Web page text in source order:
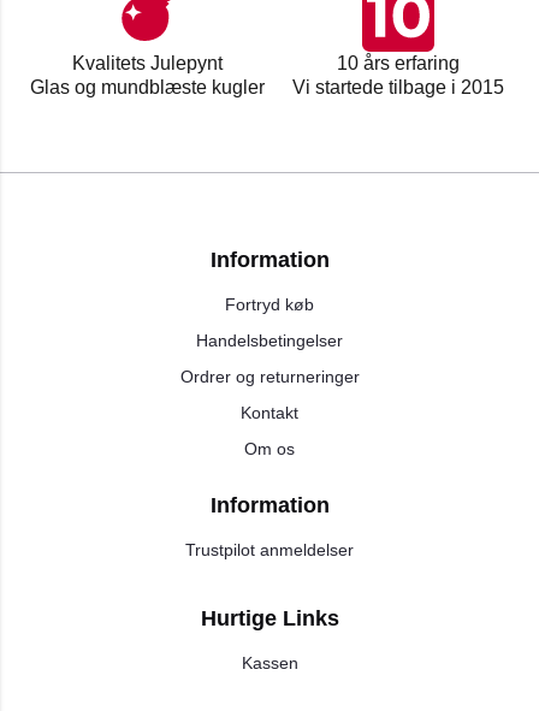
Kvalitets Julepynt
Glas og mundblæste kugler
10 års erfaring
Vi startede tilbage i 2015
Information
Fortryd køb
Handelsbetingelser
Ordrer og returneringer
Kontakt
Om os
Information
Trustpilot anmeldelser
Hurtige Links
Kassen